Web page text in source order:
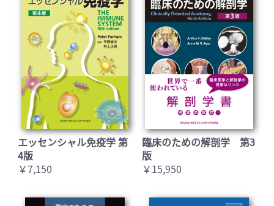
エッセンシャル免疫学 第
4版
￥7,150
臨床のための解剖学 第3
版
￥15,950